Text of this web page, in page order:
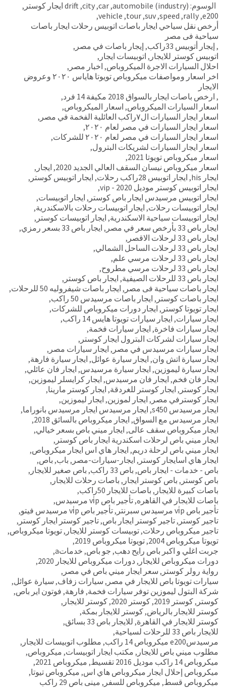
الوسوم: automobile (industry)
,
car
,
city
,drift ايجار كوستر
,
e200
,
rally
,
speed
,
suv
,
tour
,
vehicle
,
أرخص نقل سياحي ايجار باصات اتوبيس رحلات ايجار باصات
سياحية فى مصر
, إيجار أتوبيس 33راكب , إيجار باصات في مصر ,
اتوبيس كوستر للايجار , اتوبيسات ايجار ,
احلال السيارات الاجرة الميكروباص, اخبار مصر ,
اخر اسعار ومواصفات ميكروباص تويوتا هاياس ٢٠٢٠ وعروض
الايجار
, ارخص باصات ايجار بالسواق 2018 مكيفة 14 فرد
,
اسعار السيارات الميكروباص, اسعار الميكروباص,
اسعار ايجار السيارات ال٧راكب العائلية الفخمة في مصر
,
اسعار ايجار السيارات في مصر لعام ٢٠٢٠
,
اسعار ايجار السيارات في مصر لعام ٢٠٢٠ للشركات
,
اسعار ايجار السيارات لشريكات البترول,
اسعار ميكروباص تويوتا 2021
,
اسعار ميكروباص نيسان السقف العالي الجديد 2020
, ايجار ,
ايجار his
, ايجار اتوبيس 28راكب رحلات , ايجار اتوبيس كوستر ,
ايجار اتوبيس كوستر موديل 2020 - vip
,
ايجار اتوبيس مرسيدس ايجار باص كوستر , ايجار اتوبيسات,
ايجار اتوبيسات رحلات, ايجار اتوبيسات رحلات بالاسكندرية,
ايجار اتوبيسات سياحية الاسكندرية, ايجار اتوبيسات كوستر ,
ايجار باص 33 بأرخص سعر في مصر
, ايجار باص 33 بسعر رمزي
,
ايجار باص 33 لرحلات الاقصر
,
ايجار باص 33 لرحلات الساحل الشمالي
,
ايجار باص 33 لرحلات مرسي علم
,
ايجار باص 33 لرحلات مرسي مطروح
,
ايجار باص 33 للرحلات الصيفية
, ايجار باص كوستر ,
ايجار باصات سياحية فى مصر , ايجار باصات شيفروليه 50 للرحلات
,
ايجار باصات كوستر , ايجار باصات مرسيدس 50 راكب
,
ايجار تويوتا كوستر , ايجار دورات ميكروباص للشركات,
ايجار سيارات, ايجار سيارات تويوتا هايس 14 راكب
,
ايجار سيارات فاخرة, ايجار سيارات فخمة,
ايجار سيارات لشركات البترول ايجار كوستر ,
ايجار سيارات مرسيدس في مصر , ايجار سيارات مصر ,
ايجار سيارة اتش وان, ايجار سيارة عوائل, ايجار سيارة فارهة,
ايجار سيارة ليموزين, ايجار سيارة مرسيدس, ايجار فان عائلي,
ايجار فان فخم, ايجار فان مرسيدس, ايجار كرايسلر ليموزين,
ايجار كوستر , ايجار كوستر للغردقة, ايجار كوستر مارينا,
ايجار كوسترفي مصر , ايجار لموزين, ايجار ليموزين,
ايجار مرسيدس s450
, ايجار مرسيدس ايجار مرسيدس بانوراما,
ايجار مرسيدس مع السواق, ايجار ميكروباص بالسائق 2018
,
ايجار ميكروباص سقف عالى, ايجار ميني باص بسعر خيالي,
ايجار ميني باص لرحلات اسكندرية ايجار باص كوستر ,
ايجار ميني باص لرحلة دريم, ايجار هاي اس ايجار ميكروباص,
ايجار هاي اسايجار كوستر , ايجار-سيارات-مصر , باب, باص,
باص - خدمات - ايجار باص, باص 33 راكب , باص صغير للايجار ,
باص كوستر , باص كوستر ايجار , باصات رحلات للايجار ,
باصات كبيرة للايجار , باصات للايجار 50راكب
,
باصات للايجار في القاهره,تأجير باص vi̇p مرسيدس
,
تأجير باص vi̇p مرسيدس سبرنتر
,تأجير باص vi̇p مرسيدس فيتو
,
تاجير كوستر ,تاجير كوستر ايجار باص,تاجير كوستر ايجار كوستر ,
تاجير ميكروباص رحلات,توبيسات كوستر للايجار ,تويوتا ميكروباص,
تويوتا ميكروباص 2004
,تويوتا ميكروباص 2019
,
جربت اغلي و اكبر باص رايح دهب, جو باص, خدماتa ,
دورات ميكروباص للايجار ,دورات ميكروباص للايجار 2020
,
رواية رولر كوستر , سعر ايجار ميني باص في مصر ,
سيارات تويوتا باص للايجار في مصر , سيارات زفاف, سيارة عوائل,
شركة البتول ليموزين توفر سيارات فخمة, فارهة, فوتون اير باص,
كوستر ,كوستر 2019 ,كوستر 2020 ,كوستر للايجار ,
كوستر للايجار بالرياض,كوستر للايجار بمكة,
كوستر للايجار في القاهرة, للايجار باص 33 بسائق
,
للايجار باص 33 للرحلات لسياحية
,
مرسيدسe200 ميكروباص 14 راكب
, مطلوب اتوبيسات للايجار ,
مطلوب ميني باص للايجار , مكتب ايجار اتوبيسات, ميكروباص,
ميكروباص 14 راكب موديل 2016 تقسيط
, ميكروباص 2021
,
ميكروباص إحلال ايجار ميكروباص هاي اس, ميكروباص تيوتا,
ميكروباص قسط, ميكروباص للسفر , مينى باص 29 راكب